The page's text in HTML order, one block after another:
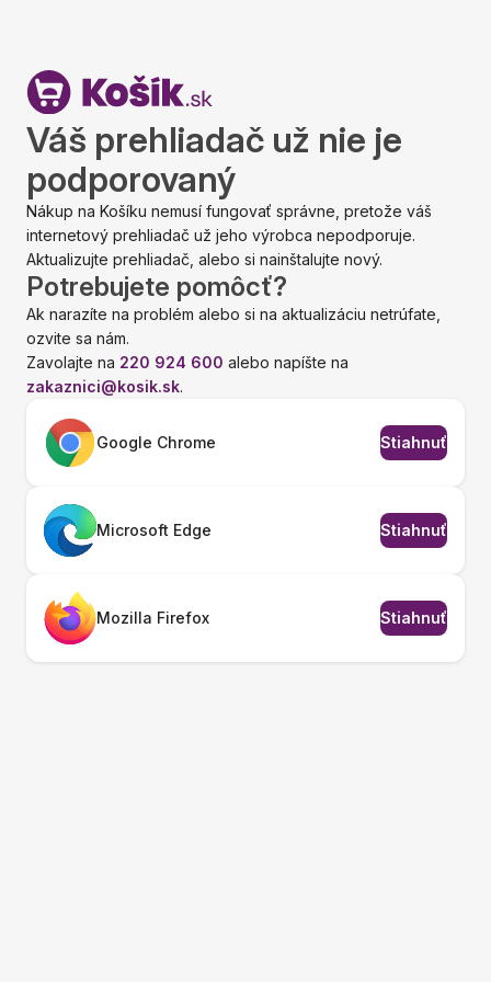
Váš prehliadač už nie je
podporovaný
Nákup na Košíku nemusí fungovať správne, pretože váš
internetový prehliadač už jeho výrobca nepodporuje.
Aktualizujte prehliadač, alebo si nainštalujte nový.
Potrebujete pomôcť?
Ak narazíte na problém alebo si na aktualizáciu netrúfate,
ozvite sa nám.
Zavolajte na 220 924 600 alebo napíšte na
zakaznici@kosik.sk.
Google Chrome Stiahnuť
Microsoft Edge Stiahnuť
Mozilla Firefox Stiahnuť